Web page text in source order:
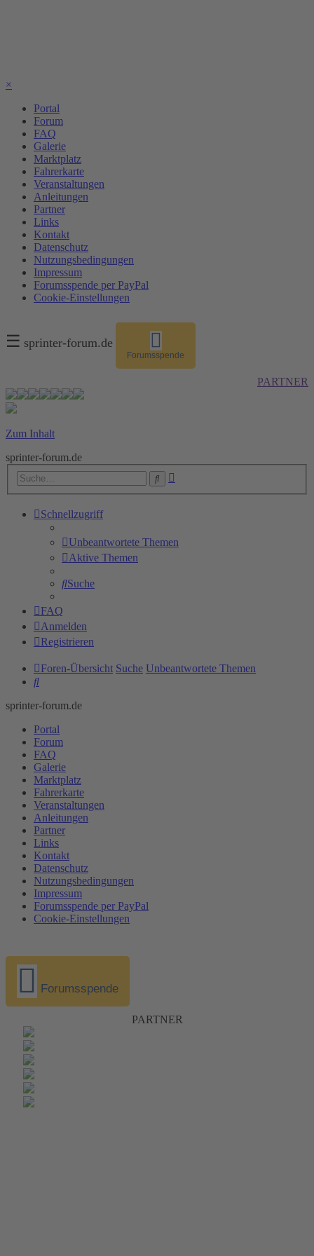
×
Portal
Forum
FAQ
Galerie
Marktplatz
Fahrerkarte
Veranstaltungen
Anleitungen
Partner
Links
Kontakt
Datenschutz
Nutzungsbedingungen
Impressum
Forumsspende per PayPal
Cookie-Einstellungen
☰ sprinter-forum.de
Forumsspende
PARTNER
Zum Inhalt
sprinter-forum.de
Suche
Schnellzugriff
Unbeantwortete Themen
Aktive Themen
Suche
FAQ
Anmelden
Registrieren
Foren-Übersicht Suche Unbeantwortete Themen
Suche
sprinter-forum.de
Portal
Forum
FAQ
Galerie
Marktplatz
Fahrerkarte
Veranstaltungen
Anleitungen
Partner
Links
Kontakt
Datenschutz
Nutzungsbedingungen
Impressum
Forumsspende per PayPal
Cookie-Einstellungen
Forumsspende
PARTNER